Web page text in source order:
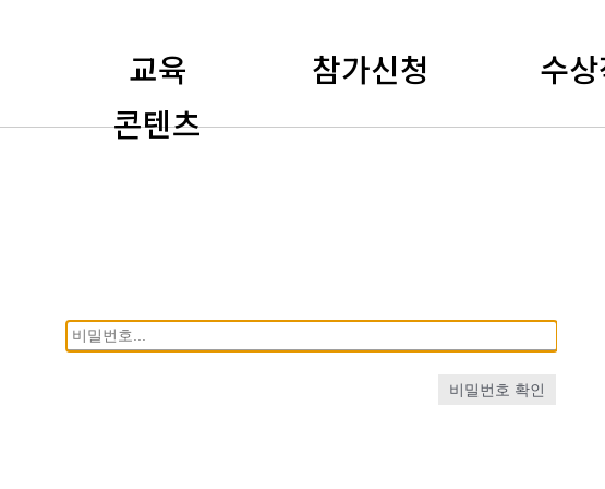
교육
콘텐츠
참가신청 수
비밀번호 확인